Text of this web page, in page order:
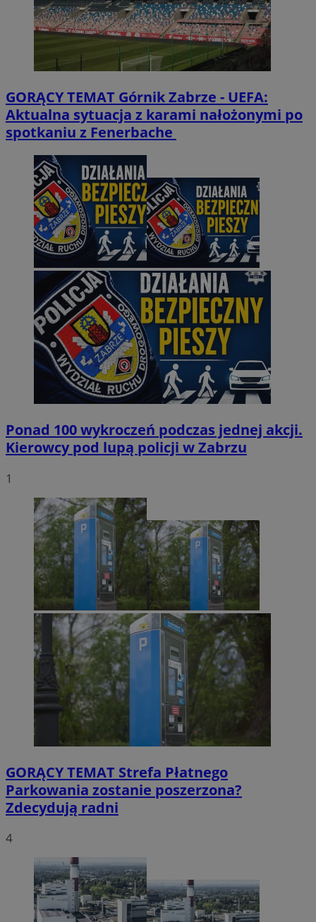
GORĄCY TEMAT Górnik Zabrze - UEFA:
Aktualna sytuacja z karami nałożonymi po
spotkaniu z Fenerbache
Ponad 100 wykroczeń podczas jednej akcji.
Kierowcy pod lupą policji w Zabrzu
1
GORĄCY TEMAT Strefa Płatnego
Parkowania zostanie poszerzona?
Zdecydują radni
4